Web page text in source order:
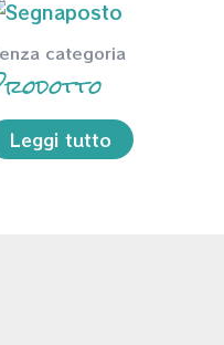
categoria
Leggi tutto